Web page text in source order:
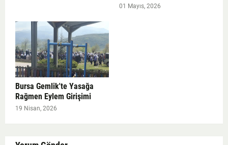
01 Mayıs, 2026
Bursa Gemlik'te Yasağa
Rağmen Eylem Girişimi
19 Nisan, 2026